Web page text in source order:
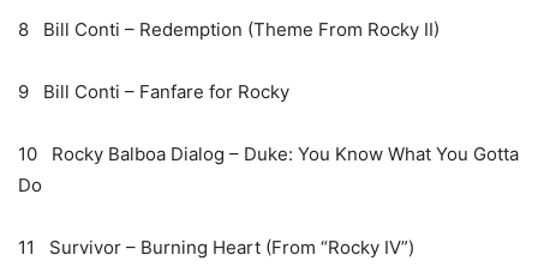
8 Bill Conti – Redemption (Theme From Rocky II)
9 Bill Conti – Fanfare for Rocky
10 Rocky Balboa Dialog – Duke: You Know What You Gotta
Do
11 Survivor – Burning Heart (From “Rocky IV”)